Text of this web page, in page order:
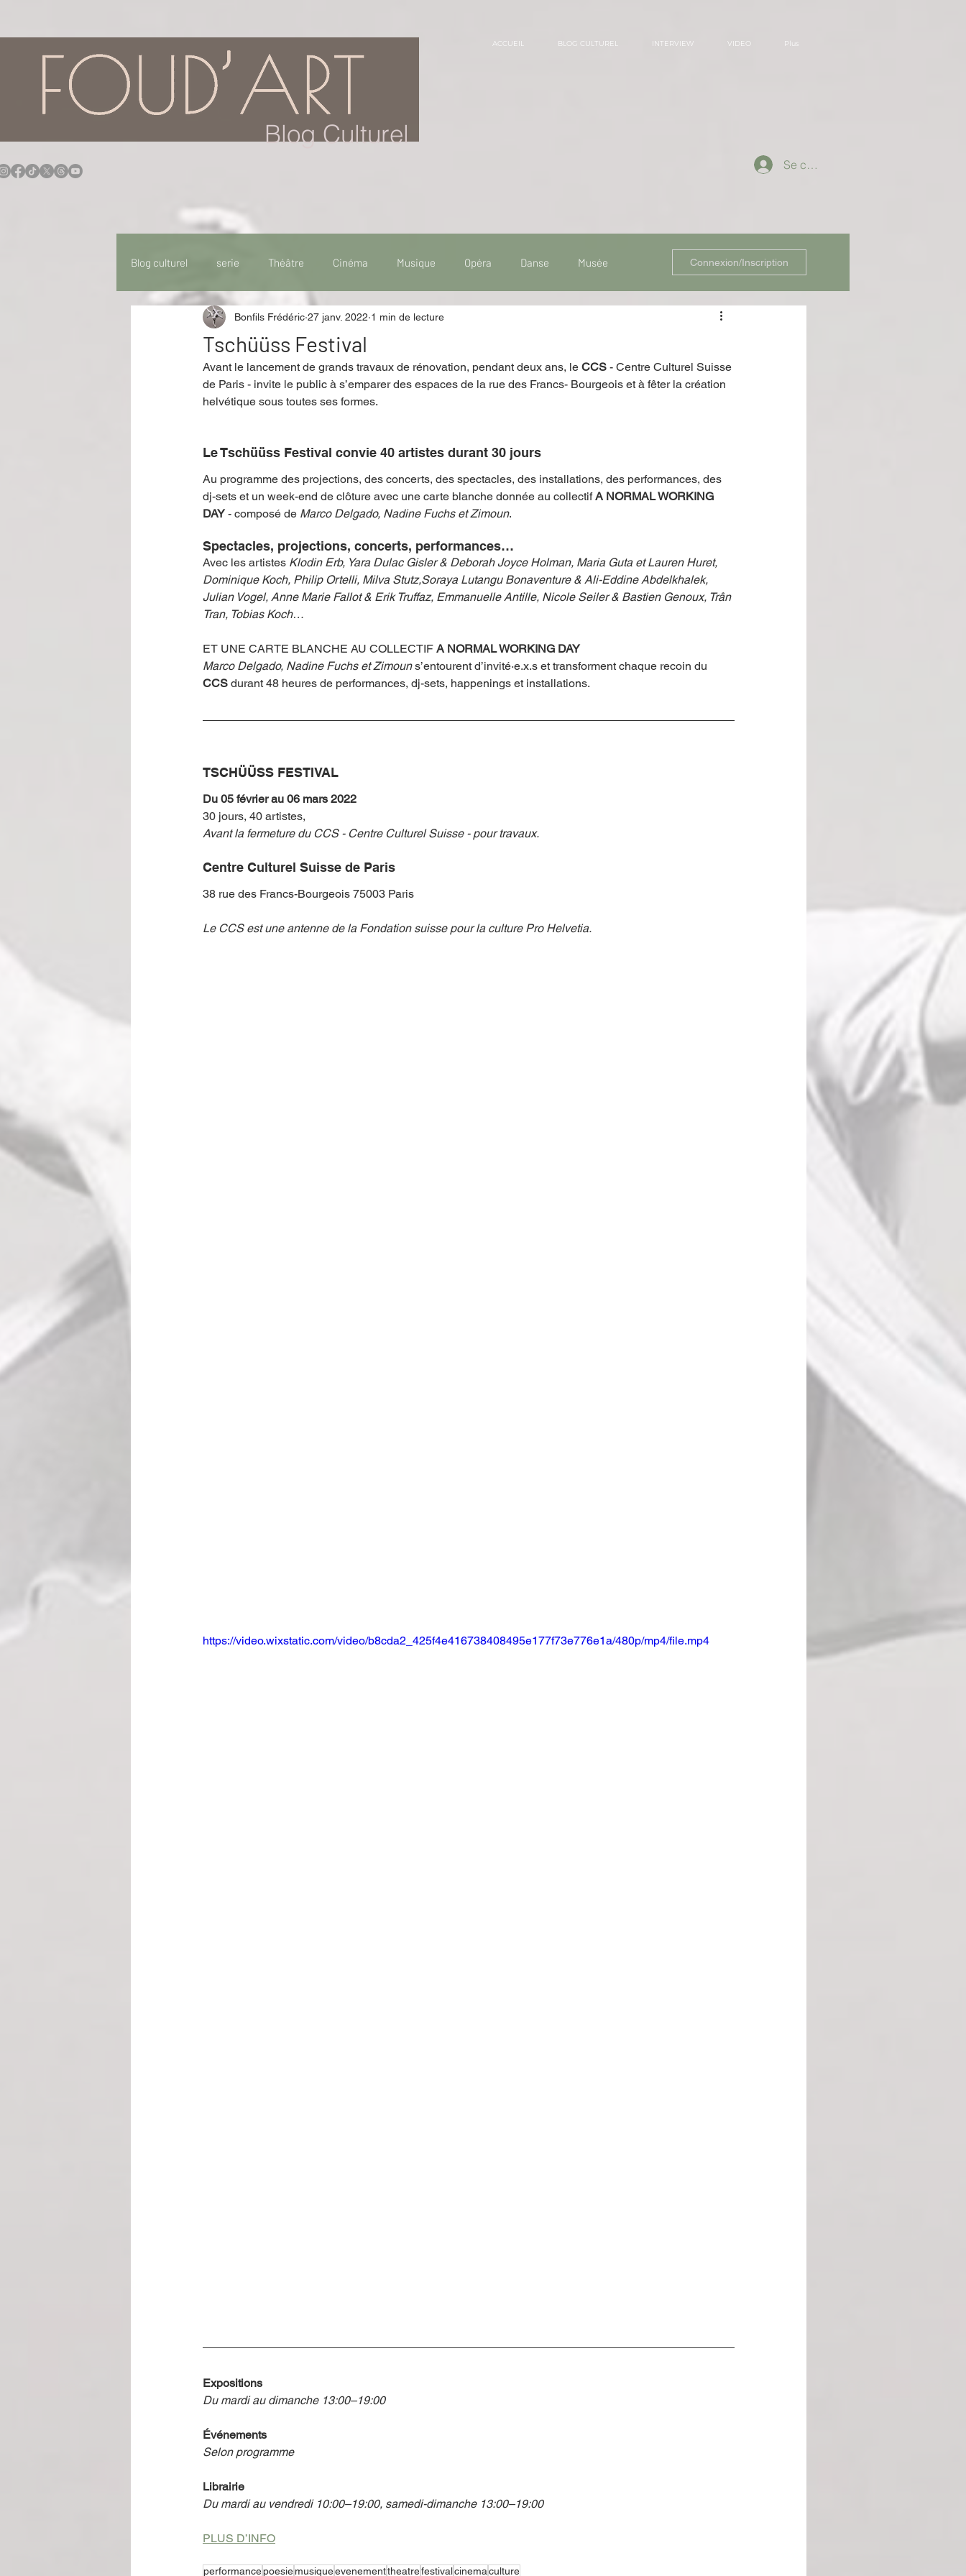
Blog Culturel
ACCUEIL BLOG CULTUREL INTERVIEW VIDEO Plus
Se connecter
Blog culturel serie Théâtre Cinéma Musique Opéra Danse Musée
Idées Sorties Idée de voyage Fooding - Restaurant
Performance Rire Récompense Festival Coup de coeur Instructif
Offre spéciale Annuaire Théâtre - Musée Hommage
Connexion/Inscription
Tschüüss Festival
Bonfils Frédéric 27 janv. 2022 1 min de lecture
Avant le lancement de grands travaux de rénovation, pendant deux ans, le CCS - Centre Culturel Suisse
de Paris - invite le public à s’emparer des espaces de la rue des Francs- Bourgeois et à fêter la création
helvétique sous toutes ses formes.
Le Tschüüss Festival convie 40 artistes durant 30 jours
Au programme des projections, des concerts, des spectacles, des installations, des performances, des
dj-sets et un week-end de clôture avec une carte blanche donnée au collectif A NORMAL WORKING
DAY - composé de Marco Delgado, Nadine Fuchs et Zimoun.
Spectacles, projections, concerts, performances…
Avec les artistes Klodin Erb, Yara Dulac Gisler & Deborah Joyce Holman, Maria Guta et Lauren Huret,
Dominique Koch, Philip Ortelli, Milva Stutz,Soraya Lutangu Bonaventure & Ali-Eddine Abdelkhalek,
Julian Vogel, Anne Marie Fallot & Erik Truffaz, Emmanuelle Antille, Nicole Seiler & Bastien Genoux, Trân
Tran, Tobias Koch…
ET UNE CARTE BLANCHE AU COLLECTIF A NORMAL WORKING DAY
Marco Delgado, Nadine Fuchs et Zimoun s’entourent d’invité·e.x.s et transforment chaque recoin du
CCS durant 48 heures de performances, dj-sets, happenings et installations.
TSCHÜÜSS FESTIVAL
Du 05 février au 06 mars 2022
30 jours, 40 artistes,
Avant la fermeture du CCS - Centre Culturel Suisse - pour travaux.
Centre Culturel Suisse de Paris
38 rue des Francs-Bourgeois 75003 Paris
Le CCS est une antenne de la Fondation suisse pour la culture Pro Helvetia.
https://video.wixstatic.com/video/b8cda2_425f4e416738408495e177f73e776e1a/480p/mp4/file.mp4
Expositions
Du mardi au dimanche 13:00–19:00
Événements
Selon programme
Librairie
Du mardi au vendredi 10:00–19:00, samedi-dimanche 13:00–19:00
PLUS D’INFO
performancepoesiemusiqueevenementtheatrefestivalcinemaculture